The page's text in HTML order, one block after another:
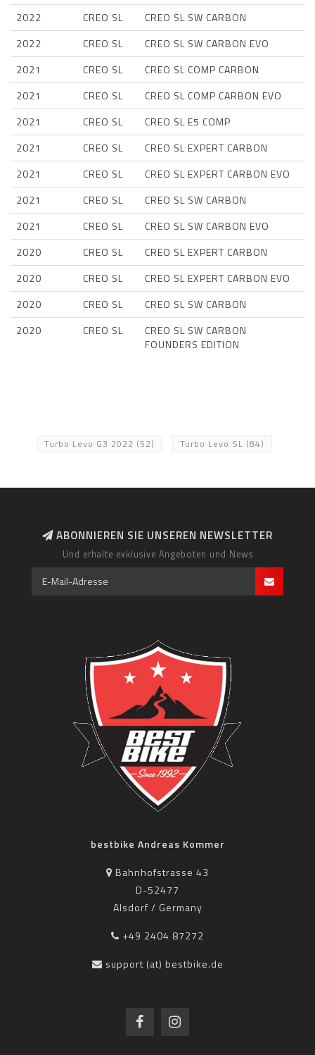
2022 CREO SL
CREO SL SW CARBON
2022
CREO SL
CREO SL SW CARBON EVO
2021
CREO SL
CREO SL COMP CARBON
2021
CREO SL
CREO SL COMP CARBON EVO
2021
CREO SL
CREO SL E5 COMP
2021
CREO SL
CREO SL EXPERT CARBON
2021
CREO SL
CREO SL EXPERT CARBON EVO
2021
CREO SL
CREO SL SW CARBON
2021
CREO SL
CREO SL SW CARBON EVO
2020
CREO SL
CREO SL EXPERT CARBON
2020
CREO SL
CREO SL EXPERT CARBON EVO
2020
CREO SL
CREO SL SW CARBON
2020
CREO SL
CREO SL SW CARBON
FOUNDERS EDITION
Turbo Levo G3 2022 (52) Turbo Levo SL (84)
ABONNIEREN SIE UNSEREN NEWSLETTER
Und erhalte exklusive Angeboten und News
bestbike Andreas Kommer
Bahnhofstrasse 43
D-52477
Alsdorf / Germany
+49 2404 87272
support (at) bestbike.de